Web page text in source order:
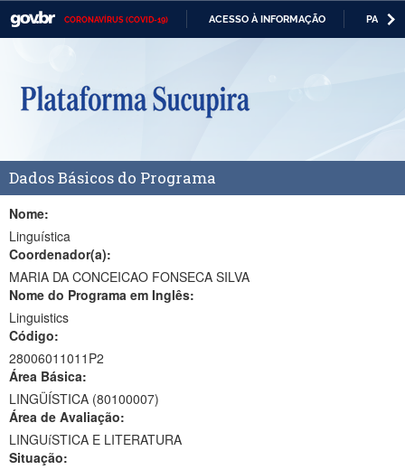
CORONAVÍRUS (COVID-19) ACESSO À INFORMAÇÃO
Casa Civil
Ministério da Defesa
Ministério da Economia
Ministério da Infraestrutura
Ministério da Agricultura, Pecuária e Abastecimento
Ministério da Educação
Ministério da Cidadania
Ministério da Saúde
Ministério de Minas e Energia
Ministério da Ciência, Tecnologia, Inovações e Comunicações
Ministério do Meio Ambiente
Dados Básicos do Programa
Nome:
Linguística
Coordenador(a):
MARIA DA CONCEICAO FONSECA SILVA
Nome do Programa em Inglês:
Linguistics
Código:
28006011011P2
Área Básica:
LINGÜÍSTICA (80100007)
Área de Avaliação:
LINGUíSTICA E LITERATURA
Situação: